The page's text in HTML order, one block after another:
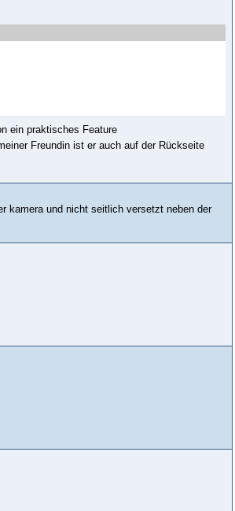
ein praktisches Feature
Freundin ist er auch auf der Rückseite
kamera und nicht seitlich versetzt neben der